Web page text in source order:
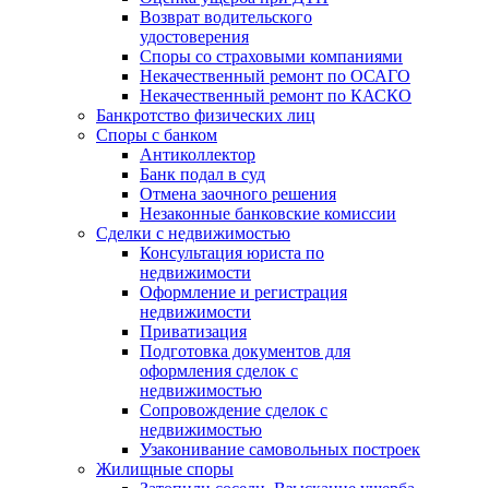
Возврат водительского
удостоверения
Споры со страховыми компаниями
Некачественный ремонт по ОСАГО
Некачественный ремонт по КАСКО
Банкротство физических лиц
Споры с банком
Антиколлектор
Банк подал в суд
Отмена заочного решения
Незаконные банковские комиссии
Сделки с недвижимостью
Консультация юриста по
недвижимости
Оформление и регистрация
недвижимости
Приватизация
Подготовка документов для
оформления сделок с
недвижимостью
Сопровождение сделок с
недвижимостью
Узаконивание самовольных построек
Жилищные споры